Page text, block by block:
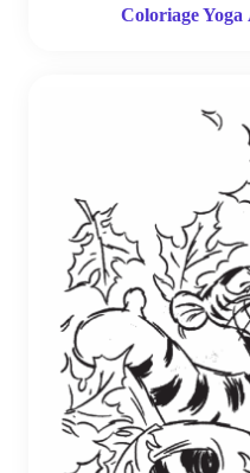
Coloriage